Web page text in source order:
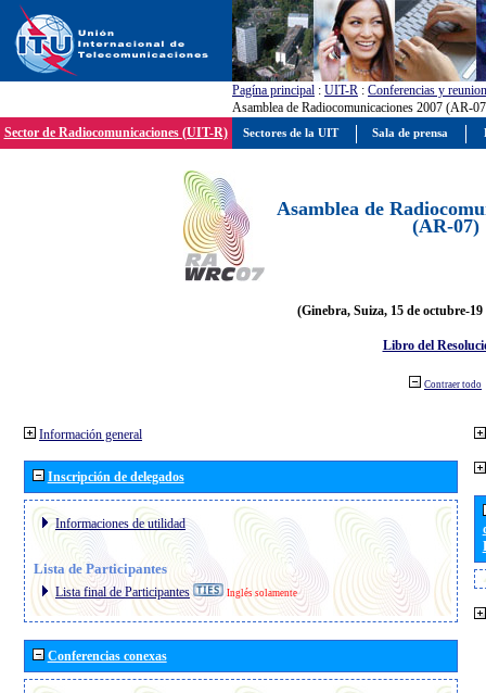
Pagína principal : UIT-R : Conferencias y
Asamblea de Radiocomunicaciones 2007 (AR-
Sector de Radiocomunicaciones (UIT-R)
Asamblea de
(AR-07)
(Ginebra, Suiza, 15 de octubre-19
Libro del
Contraer todo
Información general
Inscripción de delegados
Informaciones de utilidad
Lista de Participantes
Lista final de Participantes Inglés solamente
Conferencias conexas
Sectores de la UIT Sala de prensa